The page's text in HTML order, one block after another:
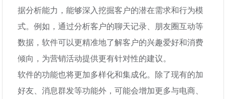
据分析能力，能够深入挖掘客户的潜在需求和行为模
式。例如，通过分析客户的聊天记录、朋友圈互动等
数据，软件可以更精准地了解客户的兴趣爱好和消费
倾向，为营销活动提供更有针对性的建议。
软件的功能也将更加多样化和集成化。除了现有的加
好友、消息群发等功能外，可能会增加更多与电商、